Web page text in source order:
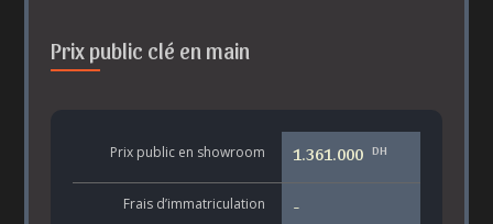
Prix public clé en main
Prix public en showroom 1.361.000 DH
Frais d’immatriculation -